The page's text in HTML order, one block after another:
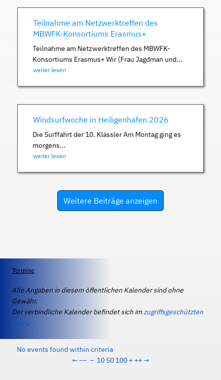
Teilnahme am Netzwerktreffen des
MBWFK-Konsortiums Erasmus+
Teilnahme am Netzwerktreffen des MBWFK-
Konsortiums Erasmus+ Wir (Frau Jagdman und...
weiter lesen
Windsurfwoche in Heiligenhafen 2026
Die Surffahrt der 10. Klässler Am Montag ging es
morgens...
weiter lesen
Weitere Beiträge anzeigen
Termine
Alle Angaben in diesem öffentlichen Kalender sind ohne
Gewähr.
Der verbindliche Kalender befindet sich imzugriffsgeschützten
IServ.
No events found within criteria
← −− − 10 50 100 + ++→